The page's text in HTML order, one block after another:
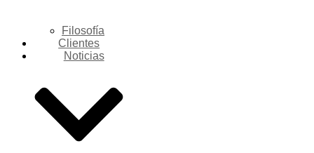
Filosofía
Clientes
Noticias